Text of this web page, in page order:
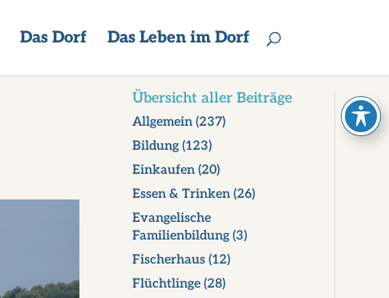
Das Dorf Das Leben im Dorf
Übersicht aller Beiträge
Allgemein (237)
Bildung (123)
Einkaufen (20)
Essen & Trinken (26)
Evangelische
Familienbildung (3)
Fischerhaus (12)
Flüchtlinge (28)